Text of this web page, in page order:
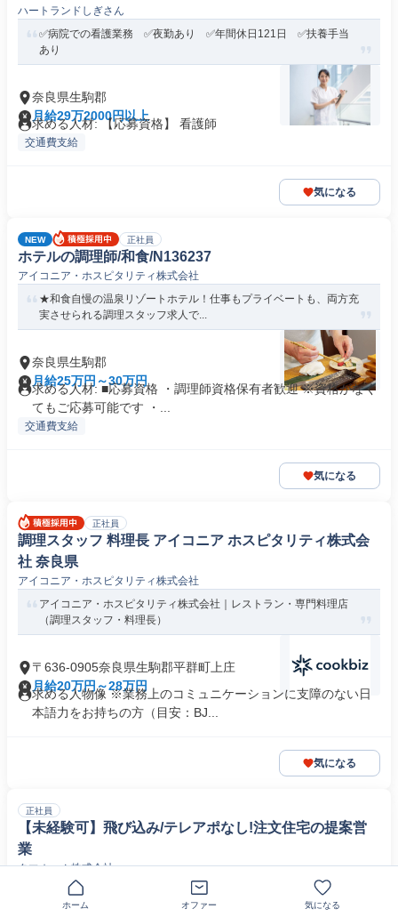
ハートランドしぎさん
✅病院での看護業務 ✅夜勤あり ✅年間休日121日 ✅扶養手当
あり
奈良県生駒郡
月給29万2000円以上
求める人材: 【応募資格】 看護師
交通費支給
気になる
NEW 正社員
ホテルの調理師/和食/N136237
アイコニア・ホスピタリティ株式会社
★和食自慢の温泉リゾートホテル！仕事もプライベートも、両方充
実させられる調理スタッフ求人で...
奈良県生駒郡
月給25万円～30万円
求める人材: ■応募資格 ・調理師資格保有者歓迎 ※資格がなく
てもご応募可能です ・...
交通費支給
気になる
正社員
調理スタッフ 料理長 アイコニア ホスピタリティ株式会
社 奈良県
アイコニア・ホスピタリティ株式会社
アイコニア・ホスピタリティ株式会社｜レストラン・専門料理店
（調理スタッフ・料理長）
〒636-0905奈良県生駒郡平群町上庄
月給20万円～28万円
求める人物像 ※業務上のコミュニケーションに支障のない日
本語力をお持ちの方（目安：BJ...
気になる
正社員
【未経験可】飛び込み/テレアポなし!注文住宅の提案営
業
タマホーム株式会社
3年目で年収1,284万円！最高2,369万円の実績あり／飛び込みなし
の反響営業／年間休日...
ホーム オファー 気になる